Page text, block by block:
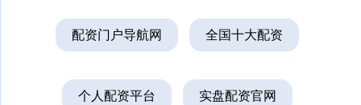
配资门户导航网 全国十大配资
个人配资平台 实盘配资官网